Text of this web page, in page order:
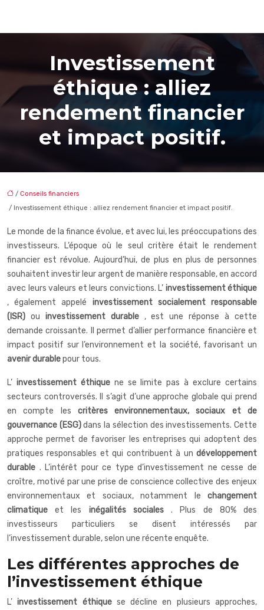
Investissement
éthique : alliez
rendement financier
et impact positif.
/ Conseils financiers
/ Investissement éthique : alliez rendement financier et impact positif.
Le monde de la finance évolue, et avec lui, les préoccupations des
investisseurs. L’époque où le seul critère était le rendement
financier est révolue. Aujourd’hui, de plus en plus de personnes
souhaitent investir leur argent de manière responsable, en accord
avec leurs valeurs et leurs convictions. L’ investissement éthique
, également appelé investissement socialement responsable
(ISR) ou investissement durable , est une réponse à cette
demande croissante. Il permet d’allier performance financière et
impact positif sur l’environnement et la société, favorisant un
avenir durablepour tous.
L’ investissement éthique ne se limite pas à exclure certains
secteurs controversés. Il s’agit d’une approche globale qui prend
en compte les critères environnementaux, sociaux et de
gouvernance (ESG)dans la sélection des investissements. Cette
approche permet de favoriser les entreprises qui adoptent des
pratiques responsables et qui contribuent à un développement
durable . L’intérêt pour ce type d’investissement ne cesse de
croître, motivé par une prise de conscience collective des enjeux
environnementaux et sociaux, notamment le changement
climatiqueet les inégalités sociales. Plus de 80% des
investisseurs particuliers se disent intéressés par
l’investissement durable, selon une récente enquête.
Les différentes approches de
l’investissement éthique
L’investissement éthique se décline en plusieurs approches,